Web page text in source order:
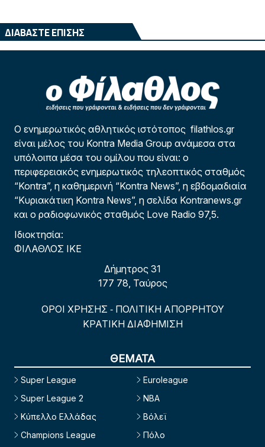
ΔΙΑΒΑΣΤΕ ΕΠΙΣΗΣ
Ο ενημερωτικός αθλητικός ιστότοπος filathlos.gr
είναι μέλος του Kontra Media Group ανάμεσα στα
υπόλοιπα μέσα του ομίλου που είναι: ο
περιφερειακός ενημερωτικός τηλεοπτικός σταθμός
“Kontra”, η καθημερινή “Kontra News”, η εβδομαδιαία
“Κυριακάτικη Kontra News”, η σελίδα Kontranews.gr
και ο ραδιοφωνικός σταθμός Love Radio 97,5.
Ιδιοκτησία:
ΦΙΛΑΘΛΟΣ ΙΚΕ
Δήμητρος 31
177 78, Ταύρος
ΟΡΟΙ ΧΡΗΣΗΣ - ΠΟΛΙΤΙΚΗ ΑΠΟΡΡΗΤΟΥ
ΚΡΑΤΙΚΗ ΔΙΑΦΗΜΙΣΗ
ΘΕΜΑΤΑ
Super League
Super League 2
Κύπελλο Ελλάδας
Champions League
Euroleague
NBA
Βόλεϊ
Πόλο